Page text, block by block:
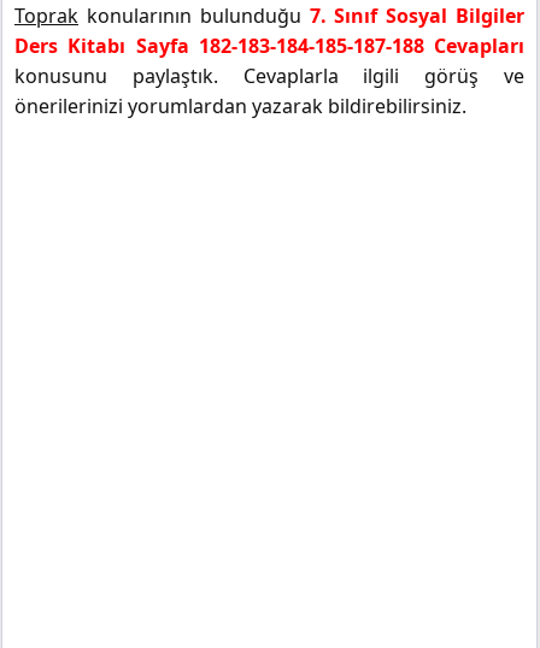
Toprak konularının bulunduğu 7. Sınıf Sosyal Bilgiler
Ders Kitabı Sayfa 182-183-184-185-187-188 Cevapları
konusunu paylaştık. Cevaplarla ilgili görüş ve
önerilerinizi yorumlardan yazarak bildirebilirsiniz.